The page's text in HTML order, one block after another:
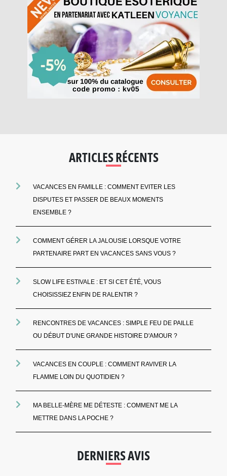
ARTICLES RÉCENTS
VACANCES EN FAMILLE : COMMENT EVITER LES
DISPUTES ET PASSER DE BEAUX MOMENTS
ENSEMBLE ?
COMMENT GÉRER LA JALOUSIE LORSQUE VOTRE
PARTENAIRE PART EN VACANCES SANS VOUS ?
SLOW LIFE ESTIVALE : ET SI CET ÉTÉ, VOUS
CHOISISSIEZ ENFIN DE RALENTIR ?
RENCONTRES DE VACANCES : SIMPLE FEU DE PAILLE
OU DÉBUT D'UNE GRANDE HISTOIRE D'AMOUR ?
VACANCES EN COUPLE : COMMENT RAVIVER LA
FLAMME LOIN DU QUOTIDIEN ?
MA BELLE-MÈRE ME DÉTESTE : COMMENT ME LA
METTRE DANS LA POCHE ?
DERNIERS AVIS